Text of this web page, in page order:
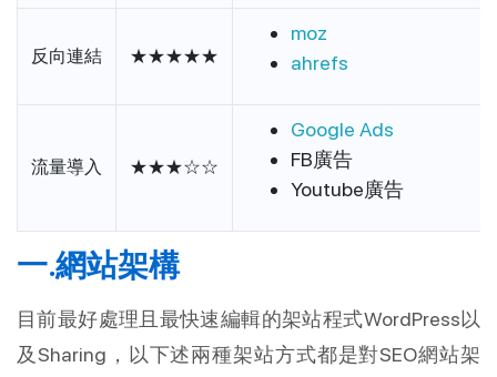
反向連結 ★★★★★
moz
ahrefs
流量導入 ★★★☆☆
Google Ads
FB廣告
Youtube廣告
一.網站架構
目前最好處理且最快速編輯的架站程式WordPress以
及Sharing，以下述兩種架站方式都是對SEO網站架